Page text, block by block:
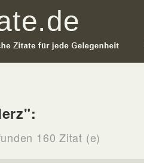
160 Zitat (e)